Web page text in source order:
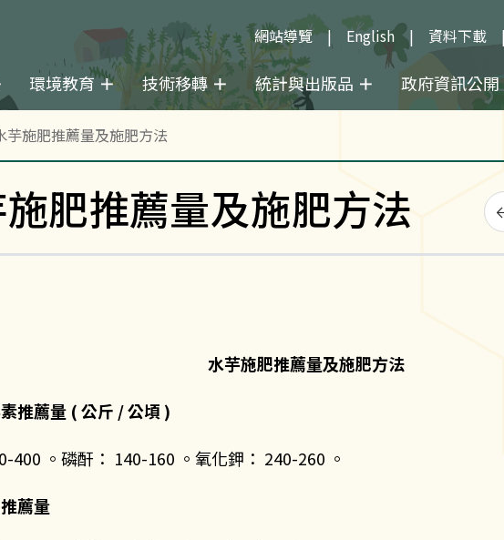
網站導覽 English 資料下載
環境教育 技術移轉 統計與出版品 政府資訊公開
芋施肥推薦量及施肥方法
肥推薦量及施肥方法
水芋施肥推薦量及施肥方法
推薦量 ( 公斤 / 公頃 )
400 。磷酐： 140-160 。氧化鉀： 240-260 。
薦量